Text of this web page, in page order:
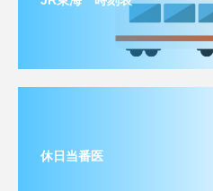
休日当番医